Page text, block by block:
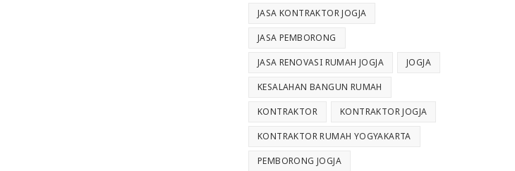
JASA KONTRAKTOR JOGJA
JASA PEMBORONG
JASA RENOVASI RUMAH JOGJA JOGJA
KESALAHAN BANGUN RUMAH
KONTRAKTOR KONTRAKTOR JOGJA
KONTRAKTOR RUMAH YOGYAKARTA
PEMBORONG JOGJA